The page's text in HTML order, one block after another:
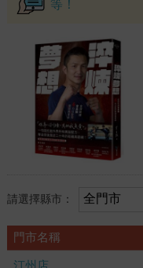
等！
請選擇縣市：
門市名稱
汀州店